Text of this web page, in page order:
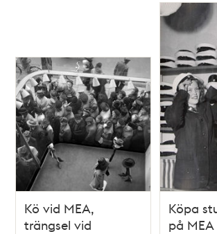
Kö vid MEA,
trängsel vid
Köpa
på MEA